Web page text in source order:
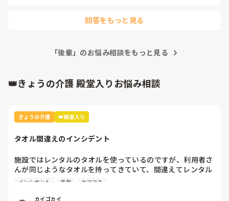
回答をもっと見る
「後輩」のお悩み相談をもっと見る
👑きょうの介護 殿堂入りお悩み相談
きょうの介護 👑殿堂入り
タオル間違えのインシデント
施設ではレンタルのタオルを使っているのですが、利用者さ
んが同じようなタオルを持ってきていて、間違えてレンタル
業者に出してしまいました。
本人と家族とケアマネとレンタル業者に謝罪して、インシデ
インシデント 家族 ケアマネ
カイゴカイ